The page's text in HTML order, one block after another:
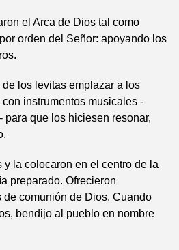
el Arca de Dios tal como
orden del Señor: apoyando los
los levitas emplazar a los
instrumentos musicales -
para que los hiciesen resonar,
y la colocaron en el centro de la
preparado. Ofrecieron
de comunión de Dios. Cuando
bendijo al pueblo en nombre